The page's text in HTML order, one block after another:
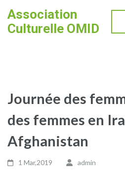
to
content
Association
Culturelle OMID
Journée des
des femmes en
Afghanistan
1 Mar,2019 admin